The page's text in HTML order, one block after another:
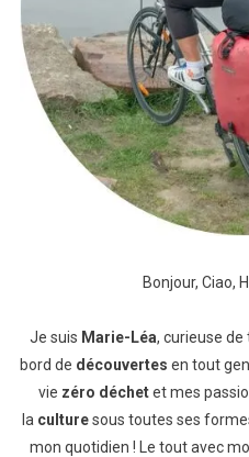
Bonjour, Ciao,
Je suis Marie-Léa, curieuse de
bord de découvertes en tout
vie zéro déchetet mes
la culturesous toutes ses
mon quotidien ! Le tout avec